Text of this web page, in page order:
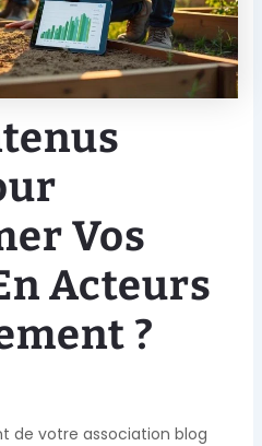
Vos
Acteurs
?
de votre association blog